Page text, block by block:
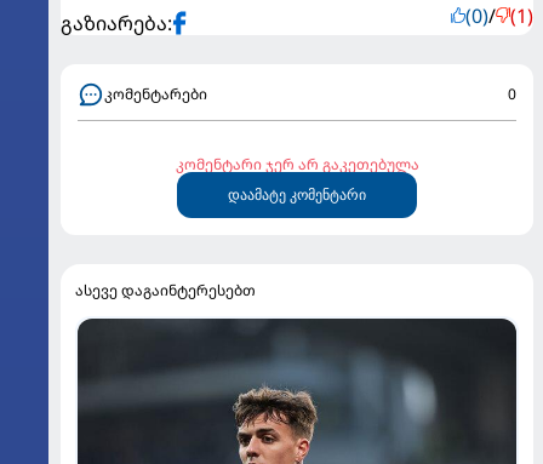
გაზიარება: (0)/ (1)
კომენტარები 0
კომენტარი ჯერ არ გაკეთებულა
დაამატე კომენტარი
ასევე დაგაინტერესებთ